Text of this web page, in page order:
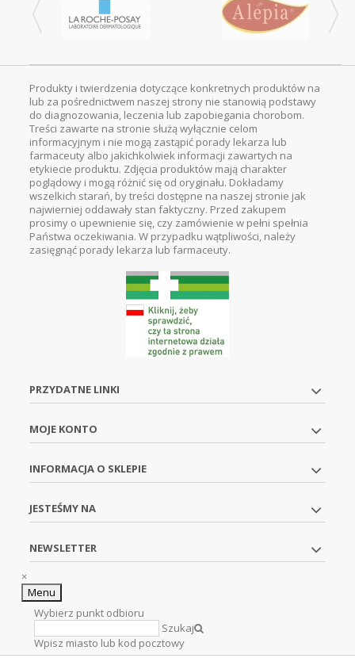
Produkty i twierdzenia dotyczące konkretnych produktów na
lub za pośrednictwem naszej strony nie stanowią podstawy
do diagnozowania, leczenia lub zapobiegania chorobom.
Treści zawarte na stronie służą wyłącznie celom
informacyjnym i nie mogą zastąpić porady lekarza lub
farmaceuty albo jakichkolwiek informacji zawartych na
etykiecie produktu. Zdjęcia produktów mają charakter
poglądowy i mogą różnić się od oryginału. Dokładamy
wszelkich starań, by treści dostępne na naszej stronie jak
najwierniej oddawały stan faktyczny. Przed zakupem
prosimy o upewnienie się, czy zamówienie w pełni spełnia
Państwa oczekiwania. W przypadku wątpliwości, należy
zasięgnąć porady lekarza lub farmaceuty.
PRZYDATNE LINKI
MOJE KONTO
INFORMACJA O SKLEPIE
JESTEŚMY NA
NEWSLETTER
×
Menu
Wybierz punkt odbioru
Szukaj
Wpisz miasto lub kod pocztowy